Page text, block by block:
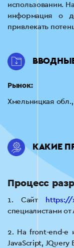
использовании.
информация о
привлекать
Рынок:
Хмельницкая
КАКИЕ
Процесс
1. Сайт https://
специалистами от
2. На front-end-е
JavaScript, JQuery